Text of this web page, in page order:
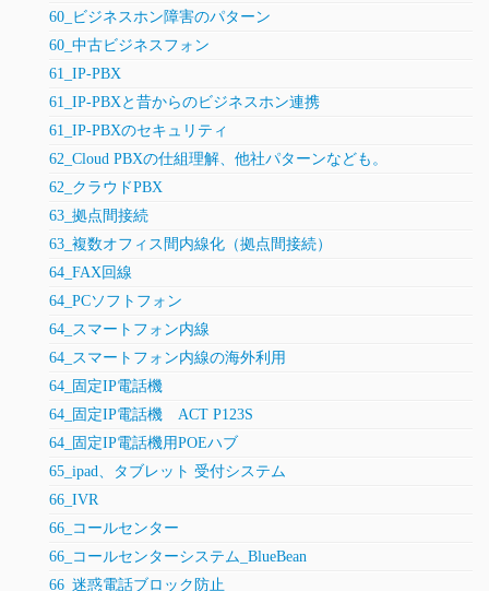
60_ビジネスホン障害のパターン
60_中古ビジネスフォン
61_IP-PBX
61_IP-PBXと昔からのビジネスホン連携
61_IP-PBXのセキュリティ
62_Cloud PBXの仕組理解、他社パターンなども。
62_クラウドPBX
63_拠点間接続
63_複数オフィス間内線化（拠点間接続）
64_FAX回線
64_PCソフトフォン
64_スマートフォン内線
64_スマートフォン内線の海外利用
64_固定IP電話機
64_固定IP電話機 ACT P123S
64_固定IP電話機用POEハブ
65_ipad、タブレット 受付システム
66_IVR
66_コールセンター
66_コールセンターシステム_BlueBean
66_迷惑電話ブロック防止